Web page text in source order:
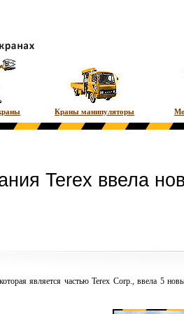
Краны манипуляторы
Terex ввела
является частью Terex Corp., ввела 5